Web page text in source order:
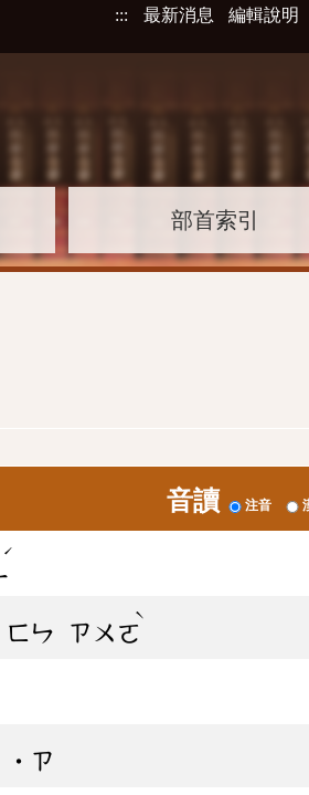
::: 最新消息 編輯說明
部首索引
音讀 注音
ˊ
ㄈㄣ ㄗㄨㄛ
ˋ
˙ㄗ